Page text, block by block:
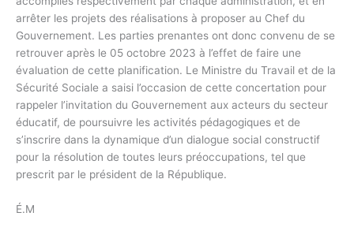
arrêter les projets des réalisations à proposer au Chef du
Gouvernement. Les parties prenantes ont donc convenu de se
retrouver après le 05 octobre 2023 à l’effet de faire une
évaluation de cette planification. Le Ministre du Travail et de la
Sécurité Sociale a saisi l’occasion de cette concertation pour
rappeler l’invitation du Gouvernement aux acteurs du secteur
éducatif, de poursuivre les activités pédagogiques et de
s’inscrire dans la dynamique d’un dialogue social constructif
pour la résolution de toutes leurs préoccupations, tel que
prescrit par le président de la République.
É.M